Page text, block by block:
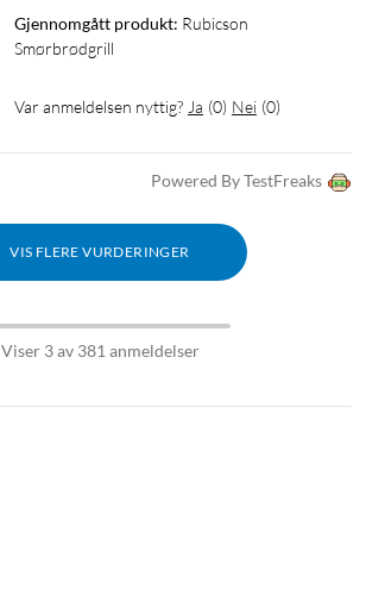
Gjennomgått produkt: Rubicson
Smørbrødgrill
Var anmeldelsen nyttig? Ja (0) Nei (0)
Powered By TestFreaks
VIS FLERE VURDERINGER
Viser 3 av 381 anmeldelser